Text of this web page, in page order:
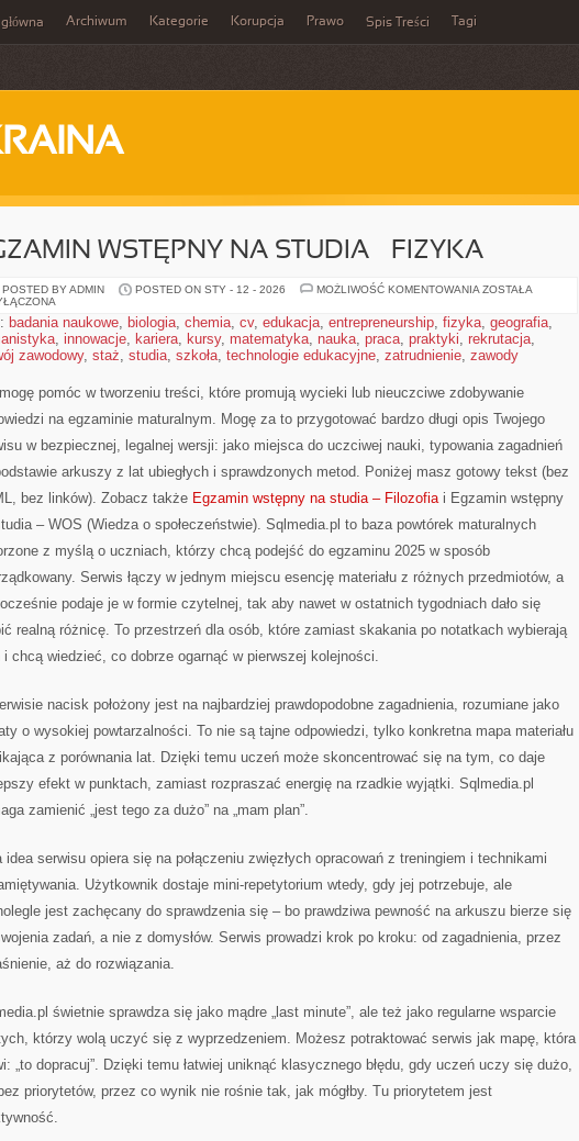
Archiwum Kategorie Korupcja Prawo Spis Treści Tagi
WSTĘPNY NA STUDIA – FIZYKA
POSTED BY ADMIN POSTED ON STY - 12 - 2026 MOŻLIWOŚĆ KOMENTOWANIA EGZAMIN
STUDIA
–
FIZYKA
ZOSTAŁA
badania naukowe, biologia, chemia, cv, edukacja, entrepreneurship, fizyka, geografia,
, innowacje, kariera, kursy, matematyka, nauka, praca, praktyki, rekrutacja,
zawodowy, staż, studia, szkoła, technologie edukacyjne, zatrudnienie, zawody
pomóc w tworzeniu treści, które promują wycieki lub nieuczciwe zdobywanie
na egzaminie maturalnym. Mogę za to przygotować bardzo długi opis Twojego
w bezpiecznej, legalnej wersji: jako miejsca do uczciwej nauki, typowania zagadnień
arkuszy z lat ubiegłych i sprawdzonych metod. Poniżej masz gotowy tekst (bez
bez linków). Zobacz także Egzamin wstępny na studia – Filozofiai Egzamin wstępny
– WOS (Wiedza o społeczeństwie). Sqlmedia.pl to baza powtórek maturalnych
z myślą o uczniach, którzy chcą podejść do egzaminu 2025 w sposób
Serwis łączy w jednym miejscu esencję materiału z różnych przedmiotów, a
podaje je w formie czytelnej, tak aby nawet w ostatnich tygodniach dało się
realną różnicę. To przestrzeń dla osób, które zamiast skakania po notatkach wybierają
i chcą wiedzieć, co dobrze ogarnąć w pierwszej kolejności.
nacisk położony jest na najbardziej prawdopodobne zagadnienia, rozumiane jako
o wysokiej powtarzalności. To nie są tajne odpowiedzi, tylko konkretna mapa materiału
z porównania lat. Dzięki temu uczeń może skoncentrować się na tym, co daje
efekt w punktach, zamiast rozpraszać energię na rzadkie wyjątki. Sqlmedia.pl
zamienić „jest tego za dużo” na „mam plan”.
idea serwisu opiera się na połączeniu zwięzłych opracowań z treningiem i technikami
Użytkownik dostaje mini-repetytorium wtedy, gdy jej potrzebuje, ale
jest zachęcany do sprawdzenia się – bo prawdziwa pewność na arkuszu bierze się
zadań, a nie z domysłów. Serwis prowadzi krok po kroku: od zagadnienia, przez
aż do rozwiązania.
świetnie sprawdza się jako mądre „last minute”, ale też jako regularne wsparcie
którzy wolą uczyć się z wyprzedzeniem. Możesz potraktować serwis jak mapę, która
„to dopracuj”. Dzięki temu łatwiej uniknąć klasycznego błędu, gdy uczeń uczy się dużo,
priorytetów, przez co wynik nie rośnie tak, jak mógłby. Tu priorytetem jest